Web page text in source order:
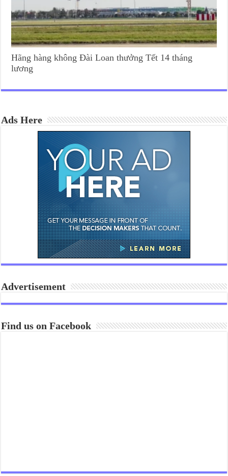
Hãng hàng không Đài Loan thưởng Tết 14 tháng
lương
Ads Here
Advertisement
Find us on Facebook